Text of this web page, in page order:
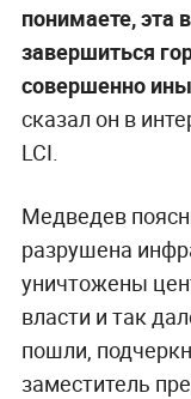
понимаете, эта
завершиться
совершенно
сказал он в
LCI.
Медведев
разрушена
уничтожены
власти и так
пошли,
заместитель